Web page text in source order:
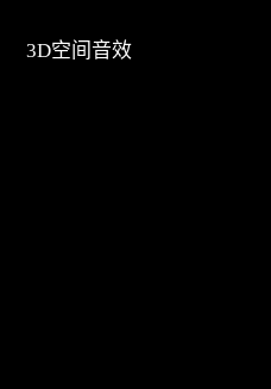
3D空间音效